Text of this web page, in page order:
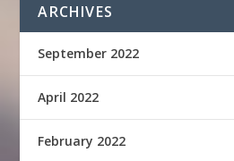
ARCHIVES
September 2022
April 2022
February 2022